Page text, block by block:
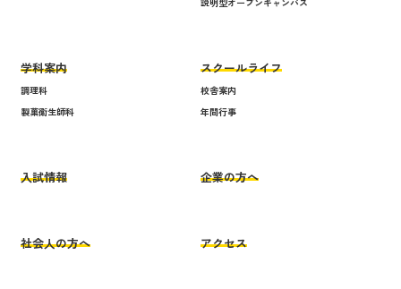
学科案内
調理科
製菓衛生師科
スクールライフ
校舎案内
年間行事
入試情報 企業の方へ
社会人の方へ アクセス